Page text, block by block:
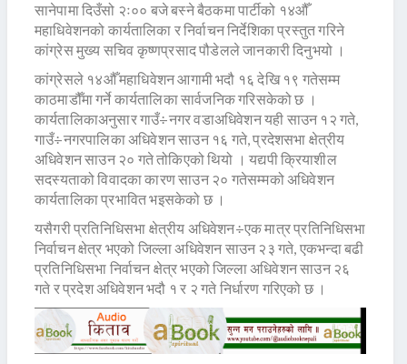
सानेपामा दिउँसो २ः०० बजे बस्ने बैठकमा पार्टीको १४औँ
महाधिवेशनको कार्यतालिका र निर्वाचन निर्देशिका प्रस्तुत गरिने
कांग्रेस मुख्य सचिव कृष्णप्रसाद पौडेलले जानकारी दिनुभयो ।
कांग्रेसले १४औँ महाधिवेशन आगामी भदौ १६ देखि १९ गतेसम्म
काठमाडौँमा गर्ने कार्यतालिका सार्वजनिक गरिसकेको छ ।
कार्यतालिकाअनुसार गाउँ÷नगर वडाअधिवेशन यही साउन १२ गते,
गाउँ÷नगरपालिका अधिवेशन साउन १६ गते, प्रदेशसभा क्षेत्रीय
अधिवेशन साउन २० गते तोकिएको थियो । यद्यपी क्रियाशील
सदस्यताको विवादका कारण साउन २० गतेसम्मको अधिवेशन
कार्यतालिका प्रभावित भइसकेको छ ।
यसैगरी प्रतिनिधिसभा क्षेत्रीय अधिवेशन÷एक मात्र प्रतिनिधिसभा
निर्वाचन क्षेत्र भएको जिल्ला अधिवेशन साउन २३ गते, एकभन्दा बढी
प्रतिनिधिसभा निर्वाचन क्षेत्र भएको जिल्ला अधिवेशन साउन २६
गते र प्रदेश अधिवेशन भदौ १ र २ गते निर्धारण गरिएको छ ।